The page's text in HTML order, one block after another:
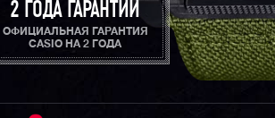
2 ГОДА ГАРАНТИИ
ОФИЦИАЛЬНАЯ ГАРАНТИЯ
CASIO НА 2 ГОДА